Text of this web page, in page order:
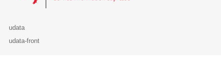
udata
udata-front